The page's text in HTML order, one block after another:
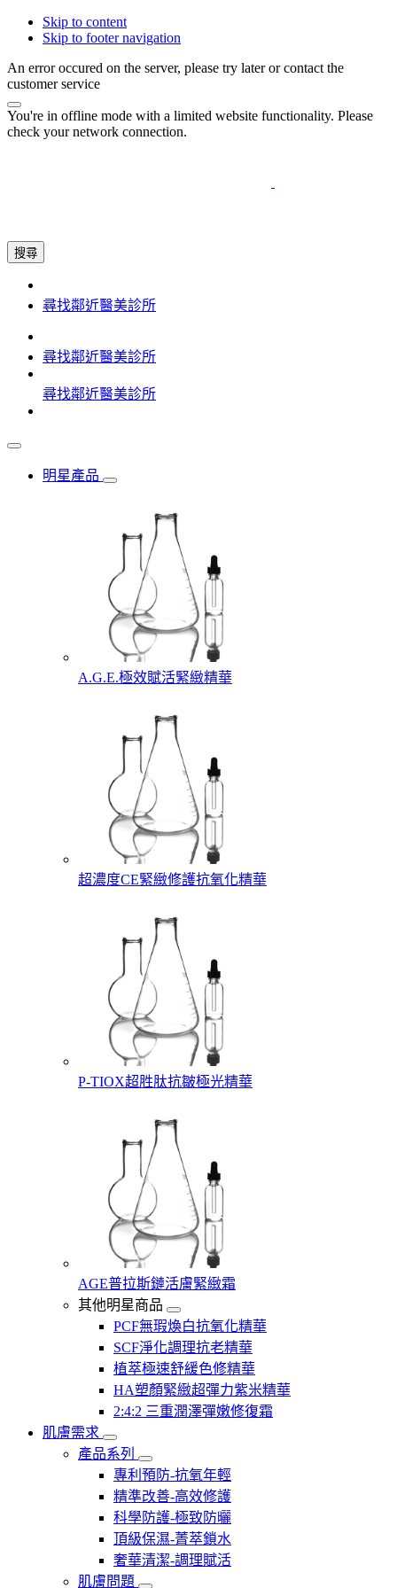
Skip to content
Skip to footer navigation
An error occured on the server, please try later or contact the
customer service
You're in offline mode with a limited website functionality. Please
check your network connection.
搜尋
尋找鄰近醫美診所
尋找鄰近醫美診所
尋找鄰近醫美診所
明星產品
A.G.E.極效賦活緊緻精華
超濃度CE緊緻修護抗氧化精華
P-TIOX超胜肽抗皺極光精華
AGE普拉斯鏈活膚緊緻霜
其他明星商品
PCF無瑕煥白抗氧化精華
SCF淨化調理抗老精華
植萃極速舒緩色修精華
HA塑顏緊緻超彈力紫米精華
2:4:2 三重潤澤彈嫩修復霜
肌膚需求
產品系列
專利預防-抗氧年輕
精準改善-高效修護
科學防護-極致防曬
頂級保濕-菁萃鎖水
奢華清潔-調理賦活
肌膚問題